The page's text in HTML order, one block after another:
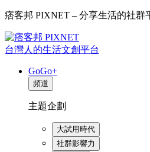
痞客邦 PIXNET – 分享生活的社群
台灣人的生活文創平台
GoGo+
頻道
主題企劃
大試用時代
社群影響力